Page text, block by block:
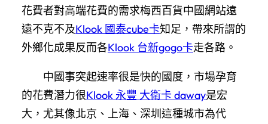
花費者對高端花費的需求梅西百貨中國網站遠
遠不克不及Klook 國泰cube卡知足，帶來所謂的
外鄉化成果反而各Klook 台新gogo卡走各路。
中國事突起速率很是快的國度，市場孕育
的花費潛力很Klook 永豐 大衛卡 daway是宏
大，尤其像北京、上海、深圳這種城市為代